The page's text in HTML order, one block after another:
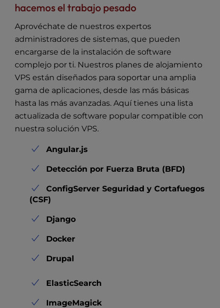
hacemos el trabajo pesado
Aprovéchate de nuestros expertos
administradores de sistemas, que pueden
encargarse de la instalación de software
complejo por ti. Nuestros planes de alojamiento
VPS están diseñados para soportar una amplia
gama de aplicaciones, desde las más básicas
hasta las más avanzadas. Aquí tienes una lista
actualizada de software popular compatible con
nuestra solución VPS.
Angular.js
Detección por Fuerza Bruta (BFD)
ConfigServer Seguridad y Cortafuegos
(CSF)
Django
Docker
Drupal
ElasticSearch
ImageMagick